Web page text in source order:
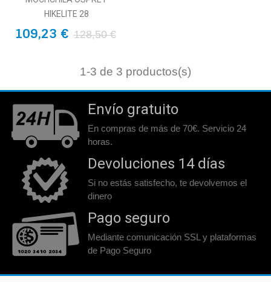
HIKELITE 28
109,23 € 128,50 €
1-3 de 3 productos(s)
Envío gratuito
En compras de más de 70€. Servicio 24
horas.
Devoluciones 14 días
Si no estás satisfecho, te devolvemos el
dinero
Pago seguro
Mediante comunicación SSL y plataformas
de Pago Seguro